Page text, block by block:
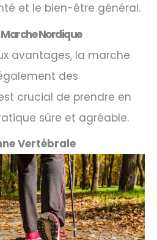
et le bien-être général.
Marche Nordique
avantages, la marche
des
crucial de prendre en
sûre et agréable.
Vertébrale